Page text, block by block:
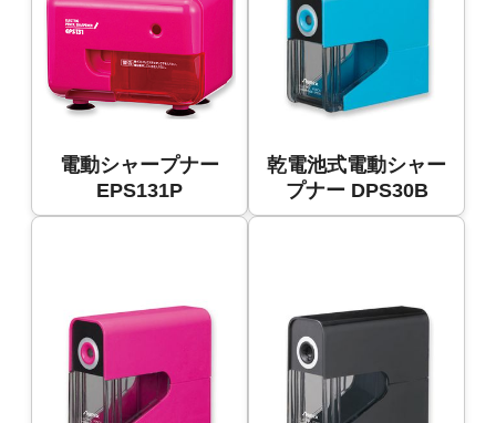
電動シャープナー
EPS131P
乾電池式電動シャー
プナー DPS30B